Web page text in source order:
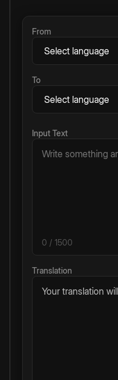
From
To
Input Text
0 / 1500
Translation
Your translation